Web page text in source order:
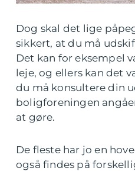
Dog skal det lige
sikkert, at du må
Det kan for eksempel
leje, og ellers kan det
du må konsultere din
boligforeningen
at gøre.
De fleste har jo en
også findes på